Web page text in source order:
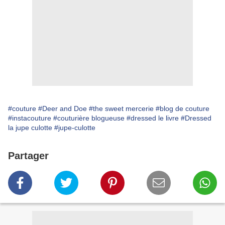
#couture #Deer and Doe #the sweet mercerie #blog de couture
#instacouture #couturière blogueuse #dressed le livre #Dressed
la jupe culotte #jupe-culotte
Partager